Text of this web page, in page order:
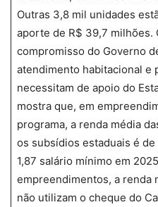
Outras 3,8 mil unidades
aporte de R$ 39,7 milhões.
compromisso do Governo
atendimento habitacional e
necessitam de apoio do
mostra que, em
programa, a renda média
os subsídios estaduais é
1,87 salário mínimo em
empreendimentos, a renda
não utilizam o cheque do